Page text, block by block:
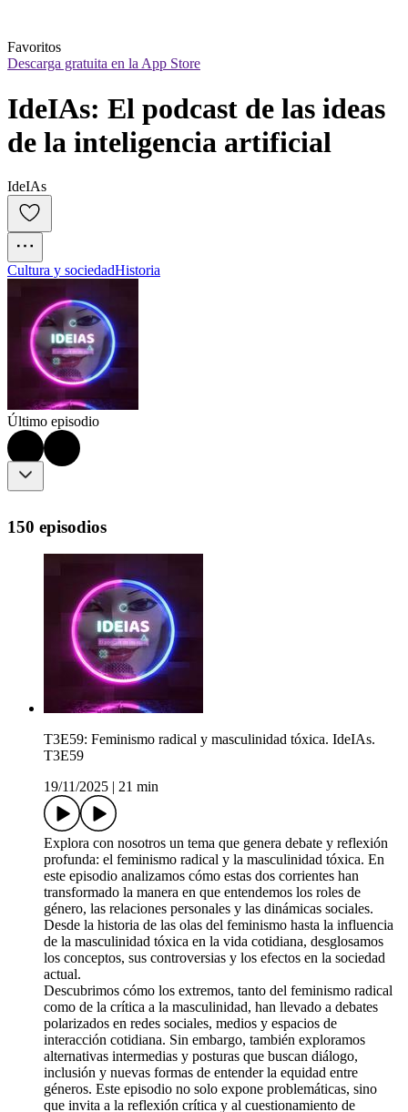
Favoritos
Descarga gratuita en la App Store
IdeIAs: El podcast de las ideas
de la inteligencia artificial
IdeIAs
Cultura y sociedadHistoria
Último episodio
150 episodios
T3E59: Feminismo radical y masculinidad tóxica. IdeIAs.
T3E59
19/11/2025
21 min
Explora con nosotros un tema que genera debate y reflexión
profunda: el feminismo radical y la masculinidad tóxica. En
este episodio analizamos cómo estas dos corrientes han
transformado la manera en que entendemos los roles de
género, las relaciones personales y las dinámicas sociales.
Desde la historia de las olas del feminismo hasta la influencia
de la masculinidad tóxica en la vida cotidiana, desglosamos
los conceptos, sus controversias y los efectos en la sociedad
actual.
Descubrimos cómo los extremos, tanto del feminismo radical
como de la crítica a la masculinidad, han llevado a debates
polarizados en redes sociales, medios y espacios de
interacción cotidiana. Sin embargo, también exploramos
alternativas intermedias y posturas que buscan diálogo,
inclusión y nuevas formas de entender la equidad entre
géneros. Este episodio no solo expone problemáticas, sino
que invita a la reflexión crítica y al cuestionamiento de